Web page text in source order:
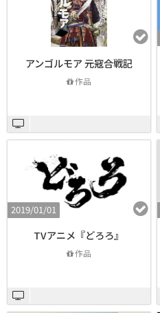
アンゴルモア 元寇合戦記
作品
2019/01/01
TVアニメ『どろろ』
作品